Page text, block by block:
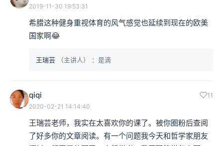
2019-11-30 19:53:31
希腊这种健身重视体育的风气感觉也延续到现在的欧美
国家啊😂
王瑞芸 （主讲人） ：是滴
qiqi 11
2020-02-21 14:14:40
王瑞芸老师，我实在太喜欢你的课了。被你圈粉后查阅
了好多你的文章阅读。有一个问题我今天和哲学家朋友